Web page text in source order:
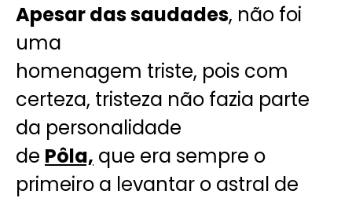
Apesar das saudades, não foi
uma
homenagem triste, pois com
certeza, tristeza não fazia parte
da personalidade
de Pôla, que era sempre o
primeiro a levantar o astral de